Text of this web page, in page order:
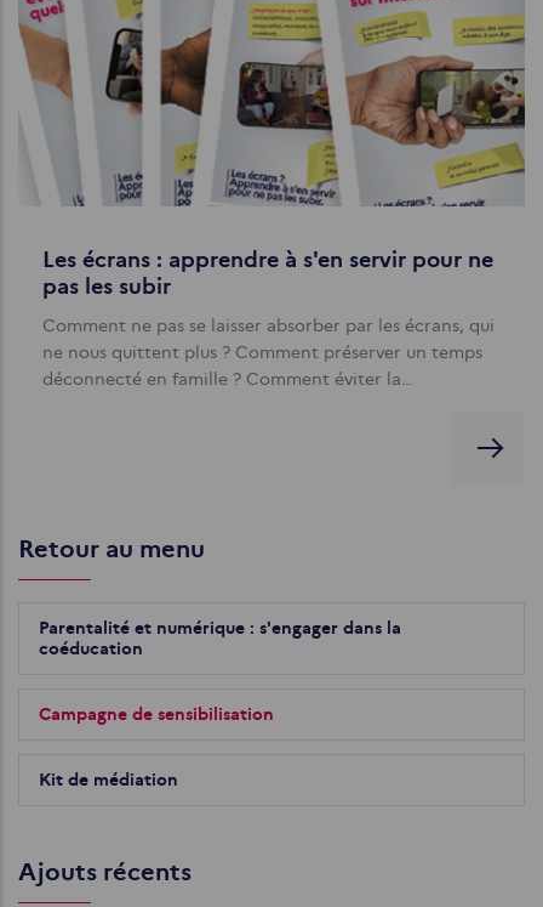
Les écrans : apprendre à s'en servir pour ne
pas les subir
Comment ne pas se laisser absorber par les écrans, qui
ne nous quittent plus ? Comment préserver un temps
déconnecté en famille ? Comment éviter la…
Retour au menu
Parentalité et numérique : s'engager dans la
coéducation
Campagne de sensibilisation
Kit de médiation
Ajouts récents